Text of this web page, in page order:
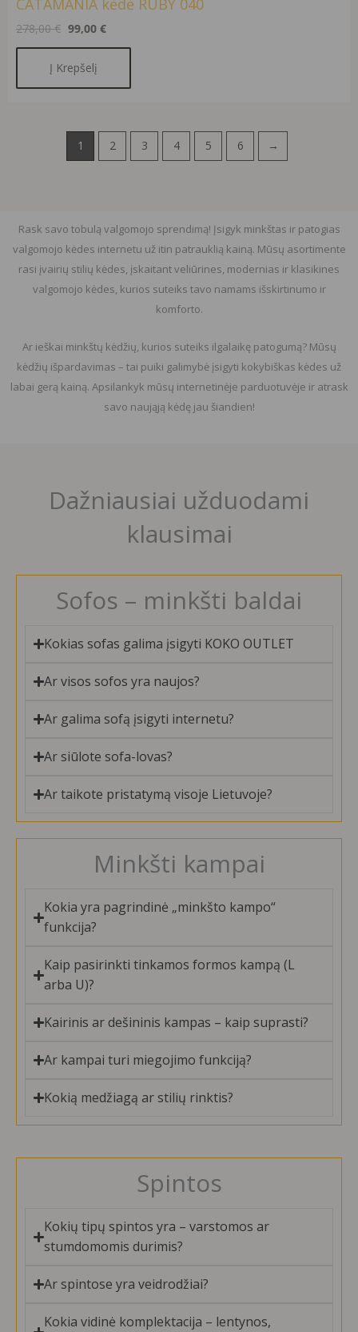
278,00€ 99,00 €
Į Krepšelį
1 2 3 4 5 6 →
Rask savo tobulą valgomojo sprendimą! Įsigyk minkštas ir patogias
valgomojo kėdes internetu už itin patrauklią kainą. Mūsų asortimente
rasi įvairių stilių kėdes, įskaitant veliūrines, modernias ir klasikines
valgomojo kėdes, kurios suteiks tavo namams išskirtinumo ir
komforto.
Ar ieškai minkštų kėdžių, kurios suteiks ilgalaikę patogumą? Mūsų
kėdžių išpardavimas – tai puiki galimybė įsigyti kokybiškas kėdes už
labai gerą kainą. Apsilankyk mūsų internetinėje parduotuvėje ir atrask
savo naująją kėdę jau šiandien!
Dažniausiai užduodami
klausimai
Sofos – minkšti baldai
Kokias sofas galima įsigyti KOKO OUTLET
Ar visos sofos yra naujos?
Ar galima sofą įsigyti internetu?
Ar siūlote sofa-lovas?
Ar taikote pristatymą visoje Lietuvoje?
Minkšti kampai
Kokia yra pagrindinė „minkšto kampo“
funkcija?
Kaip pasirinkti tinkamos formos kampą (L
arba U)?
Kairinis ar dešininis kampas – kaip suprasti?
Ar kampai turi miegojimo funkciją?
Kokią medžiagą ar stilių rinktis?
Spintos
Kokių tipų spintos yra – varstomos ar
stumdomomis durimis?
Ar spintose yra veidrodžiai?
Kokia vidinė komplektacija – lentynos,